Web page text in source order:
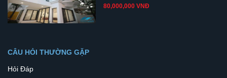
80,000,000 VNĐ
CÂU HỎI THƯỜNG GẶP
Hỏi Đáp